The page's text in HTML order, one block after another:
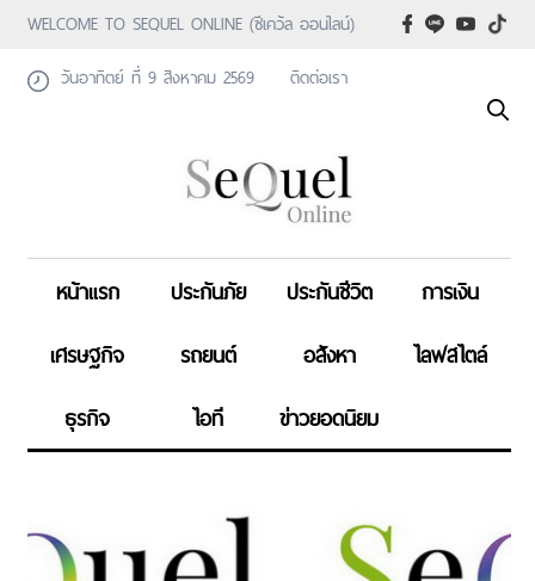
WELCOME TO SEQUEL ONLINE (ซีเคว้ล ออนไลน์)
วันอาทิตย์ ที่ 9 สิงหาคม 2569
ติดต่อเรา
หน้าแรก ประกันภัย ประกันชีวิต
การเงิน
เศรษฐกิจ
รถยนต์ อสังหา
ไลฟสไตล์
ธุรกิจ
ไอที ข่าวยอดนิยม